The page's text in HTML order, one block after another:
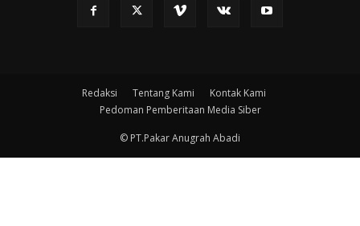
Redaksi Tentang Kami
Kontak Kami
Pedoman Pemberitaan Media Siber
© PT.Pakar Anugrah Abadi